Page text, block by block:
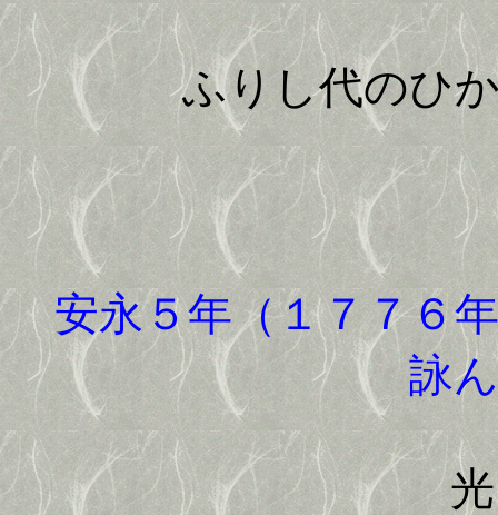
ふりし代のひ
安永５年（１７７６年
詠
光